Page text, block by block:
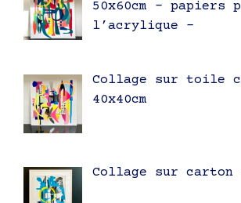
50x60cm – papiers
l’acrylique –
Collage sur toile
40x40cm
Collage sur carton